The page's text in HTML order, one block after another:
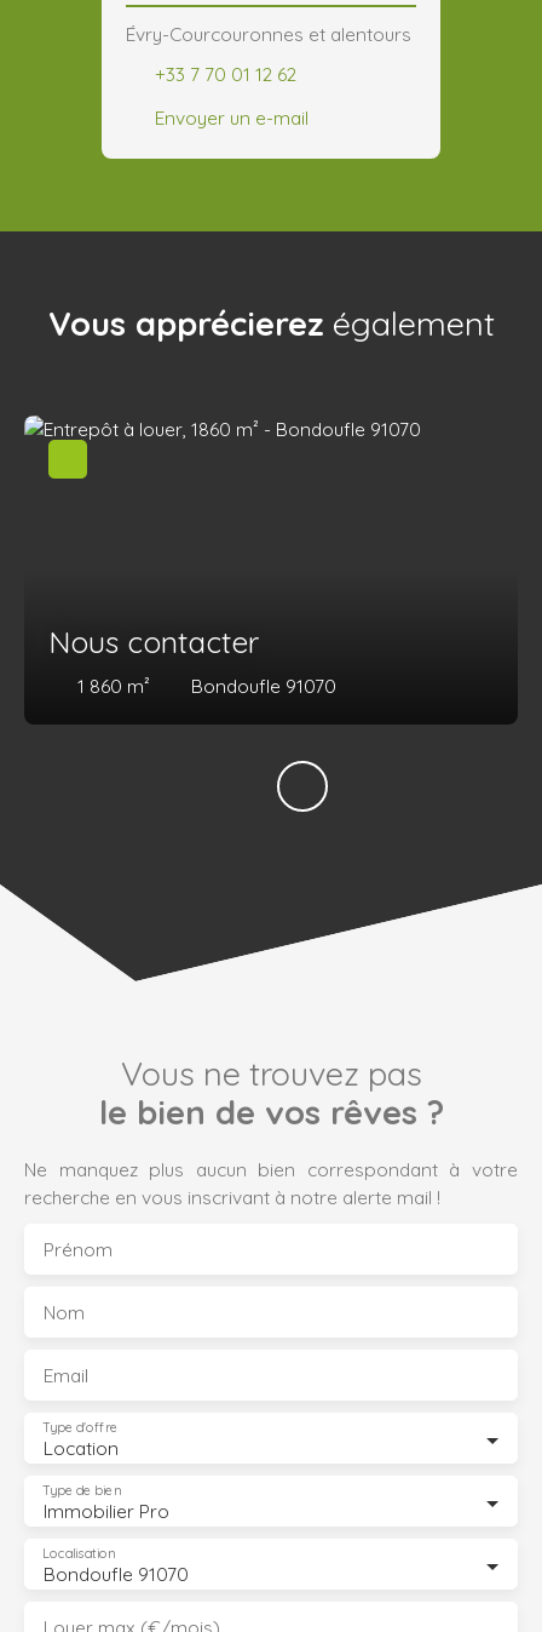
Évry-Courcouronnes et alentours
+33 7 70 01 12 62
Envoyer un e-mail
Vous apprécierez également
Nous contacter
1 860 m² Bondoufle 91070
Vous ne trouvez pas
le bien de vos rêves ?
Ne manquez plus aucun bien correspondant à votre
recherche en vous inscrivant à notre alerte mail !
Prénom
Nom
Email
Location
Type d'offre
Immobilier Pro
Type de bien
Bondoufle 91070
Localisation